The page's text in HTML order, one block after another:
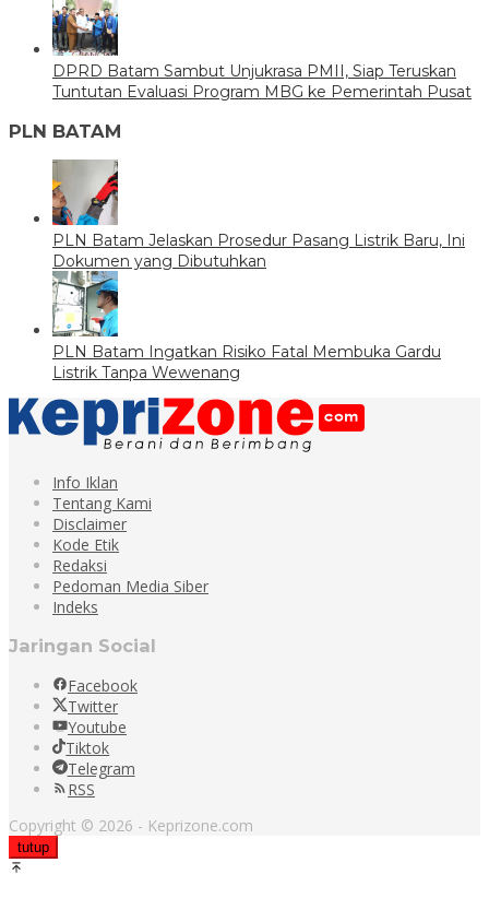
DPRD Batam Sambut Unjukrasa PMII, Siap Teruskan
Tuntutan Evaluasi Program MBG ke Pemerintah Pusat
PLN BATAM
PLN Batam Jelaskan Prosedur Pasang Listrik Baru, Ini
Dokumen yang Dibutuhkan
PLN Batam Ingatkan Risiko Fatal Membuka Gardu
Listrik Tanpa Wewenang
Info Iklan
Tentang Kami
Disclaimer
Kode Etik
Redaksi
Pedoman Media Siber
Indeks
Jaringan Social
Facebook
Twitter
Youtube
Tiktok
Telegram
RSS
Copyright © 2026 - Keprizone.com
tutup